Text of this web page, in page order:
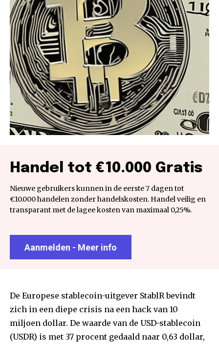
Handel tot €10.000 Gratis
Nieuwe gebruikers kunnen in de eerste 7 dagen tot
€10.000 handelen zonder handelskosten. Handel veilig en
transparant met de lagee kosten van maximaal 0,25%.
Aanmelden - Meer info
De Europese stablecoin-uitgever StablR bevindt
zich in een diepe crisis na een hack van 10
miljoen dollar. De waarde van de USD-stablecoin
(USDR) is met 37 procent gedaald naar 0,63 dollar,